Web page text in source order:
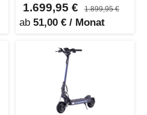
1.699,95 € 1.899,95 €
ab 51,00 € / Monat